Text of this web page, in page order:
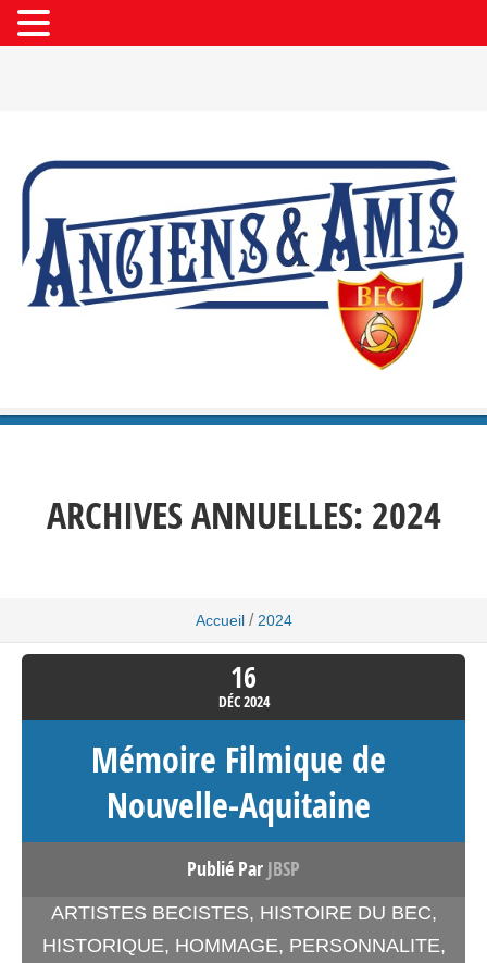
ARCHIVES ANNUELLES: 2024
Accueil / 2024
16
DÉC2024
Mémoire Filmique de
Nouvelle-Aquitaine
Publié Par JBSP
ARTISTES BECISTES, HISTOIRE DU BEC,
HISTORIQUE, HOMMAGE, PERSONNALITE,